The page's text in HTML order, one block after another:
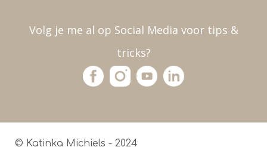
Volg je me al op Social Media voor tips &
tricks?
© Katinka Michiels - 2024